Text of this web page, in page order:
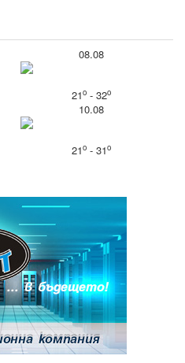
08.08
21o- 32o
10.08
21o- 31o